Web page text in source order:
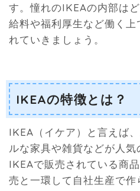
す。憧れのIKEAの内部は
給料や福利厚生など働く
れていきましょう。
IKEAの特徴とは？
IKEA（イケア）と言えば
ルな家具や雑貨などが人気
IKEAで販売されている商
売と一環して自社生産で作